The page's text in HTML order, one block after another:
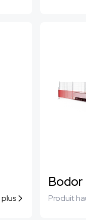
Bodor
Produit